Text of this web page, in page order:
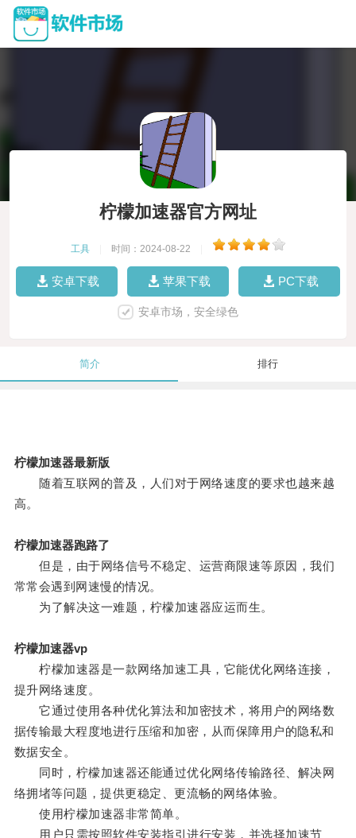
柠檬加速器官方网址
工具 时间：2024-08-22
安卓下载 苹果下载 PC下载
安卓市场，安全绿色
简介 排行
柠檬加速器最新版
随着互联网的普及，人们对于网络速度的要求也越来越
高。
柠檬加速器跑路了
但是，由于网络信号不稳定、运营商限速等原因，我们
常常会遇到网速慢的情况。
为了解决这一难题，柠檬加速器应运而生。
柠檬加速器vp
柠檬加速器是一款网络加速工具，它能优化网络连接，
提升网络速度。
它通过使用各种优化算法和加密技术，将用户的网络数
据传输最大程度地进行压缩和加密，从而保障用户的隐私和
数据安全。
同时，柠檬加速器还能通过优化网络传输路径、解决网
络拥堵等问题，提供更稳定、更流畅的网络体验。
使用柠檬加速器非常简单。
用户只需按照软件安装指引进行安装，并选择加速节